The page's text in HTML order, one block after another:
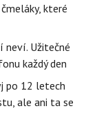
které
neví. Užitečné
každý den
po 12 letech
ale ani ta se